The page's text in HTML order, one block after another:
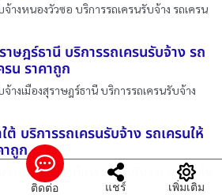
างหนองวัวซอ บริการรถเครนรับจ้าง รถเครน
าษฎร์ธานี บริการรถเครนรับจ้าง รถ
รน ราคาถูก
างเมืองสุราษฎร์ธานี บริการรถเครนรับจ้าง
บริการรถเครนรับจ้าง รถเครนให้
าถูก
จ้างดอกคำใต้ บริการรถเครนรับจ้าง รถเครนให้
ติดต่อ แชร์ เพิ่มเติม